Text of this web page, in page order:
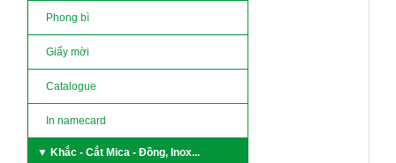
Phong bì
Giấy mời
Catalogue
In namecard
▼ Khắc - Cắt Mica - Đồng, Inox...